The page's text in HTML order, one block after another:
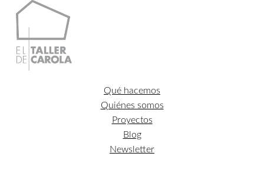
Qué hacemos
Quiénes somos
Proyectos
Blog
Newsletter